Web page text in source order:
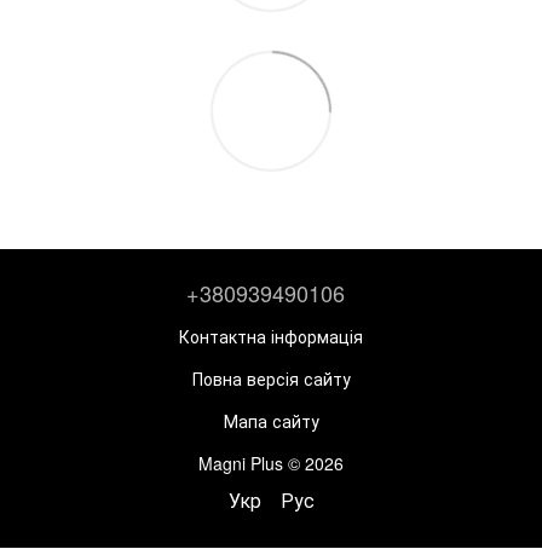
+380939490106
Контактна інформація
Повна версія сайту
Мапа сайту
Magni Plus © 2026
Укр Рус